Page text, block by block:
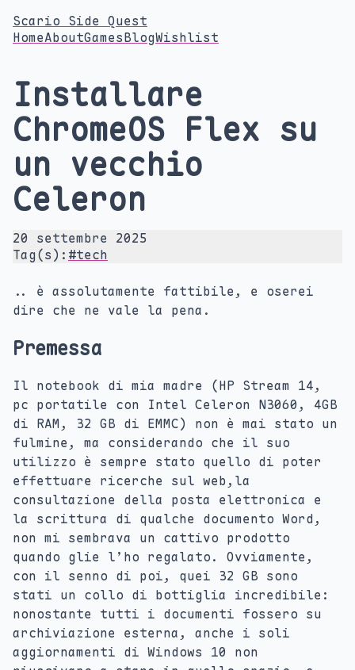
Scario Side Quest
HomeAboutGamesBlogWishlist
Installare
ChromeOS Flex su
un vecchio
Celeron
20 settembre 2025
Tag(s): #tech
.. è assolutamente fattibile, e oserei
dire che ne vale la pena.
Premessa
Il notebook di mia madre (HP Stream 14,
pc portatile con Intel Celeron N3060, 4GB
di RAM, 32 GB di EMMC) non è mai stato un
fulmine, ma considerando che il suo
utilizzo è sempre stato quello di poter
effettuare ricerche sul web,la
consultazione della posta elettronica e
la scrittura di qualche documento Word,
non mi sembrava un cattivo prodotto
quando glie l’ho regalato. Ovviamente,
con il senno di poi, quei 32 GB sono
stati un collo di bottiglia incredibile:
nonostante tutti i documenti fossero su
archiviazione esterna, anche i soli
aggiornamenti di Windows 10 non